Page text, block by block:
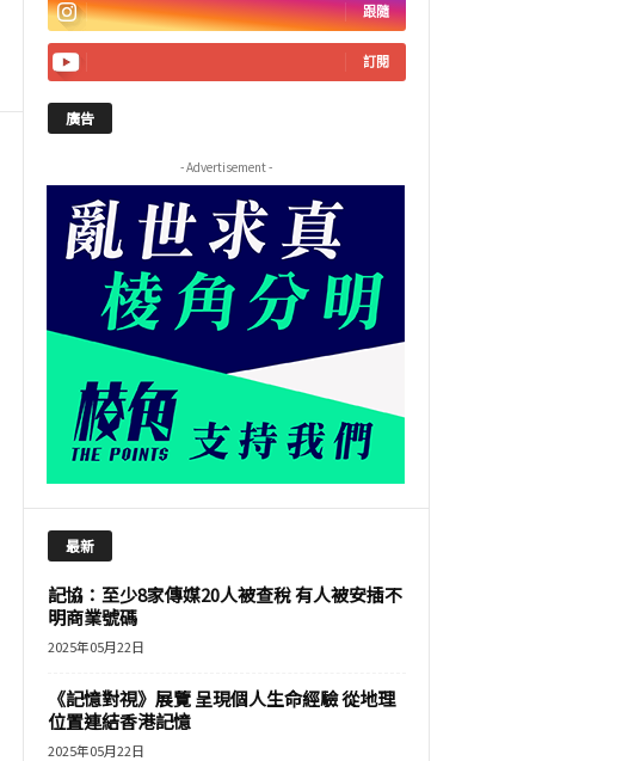
跟隨
訂閱
廣告
- Advertisement -
最新
記協：至少8家傳媒20人被查稅 有人被安插不
明商業號碼
2025年05月22日
《記憶對視》展覽 呈現個人生命經驗 從地理
位置連結香港記憶
2025年05月22日